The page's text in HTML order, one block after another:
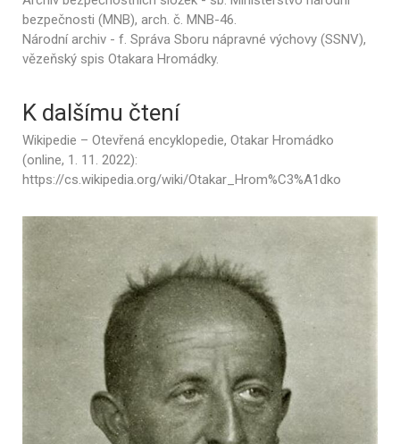
bezpečnosti (MNB), arch. č. MNB-46.
Národní archiv - f. Správa Sboru nápravné výchovy (SSNV),
vězeňský spis Otakara Hromádky.
K dalšímu čtení
Wikipedie – Otevřená encyklopedie, Otakar Hromádko
(online, 1. 11. 2022):
https://cs.wikipedia.org/wiki/Otakar_Hrom%C3%A1dko